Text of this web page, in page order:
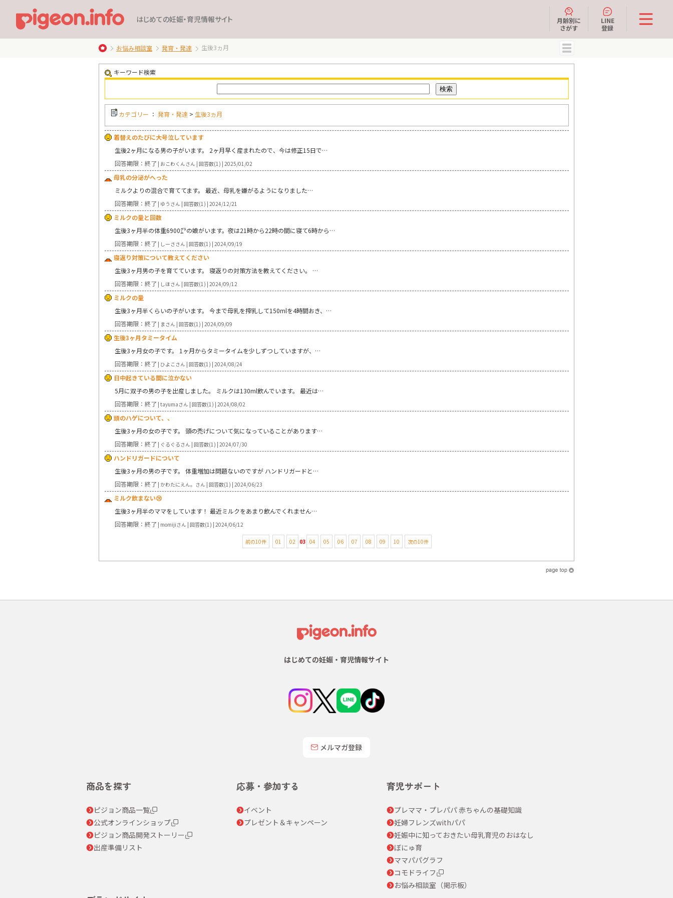
はじめての妊娠・育児情報サイト
月齢別に
さがす
LINE
登録
MENU
お悩み相談室 発育・発達 生後3ヵ月
キーワード検索
カテゴリー ： 発育・発達 > 生後3ヵ月
着替えのたびに大号泣しています
生後2ヶ月になる男の子がいます。 2ヶ月早く産まれたので、今は修正15日で…
回答期限：終了 | おこわくんさん | 回答数(1) | 2025/01/02
母乳の分泌がへった
ミルクよりの混合で育ててます。 最近、母乳を嫌がるようになりました…
回答期限：終了 | ゆうさん | 回答数(1) | 2024/12/21
ミルクの量と回数
生後3ヶ月半の体重6900㌘の娘がいます。夜は21時から22時の間に寝て6時から…
回答期限：終了 | しーささん | 回答数(1) | 2024/09/19
寝返り対策について教えてください
生後3ヶ月男の子を育てています。 寝返りの対策方法を教えてください。 …
回答期限：終了 | しほさん | 回答数(1) | 2024/09/12
ミルクの量
生後3ヶ月半くらいの子がいます。 今まで母乳を搾乳して150mlを4時間おき、…
回答期限：終了 | まさん | 回答数(1) | 2024/09/09
生後3ヶ月タミータイム
生後3ヶ月女の子です。 1ヶ月からタミータイムを少しずつしていますが、…
回答期限：終了 | ひよこさん | 回答数(1) | 2024/08/24
日中起きている間に泣かない
5月に双子の男の子を出産しました。 ミルクは130ml飲んでいます。 最近は…
回答期限：終了 | tayumaさん | 回答数(1) | 2024/08/02
頭のハゲについて、、
生後3ヶ月の女の子です。 頭の禿げについて気になっていることがあります…
回答期限：終了 | ぐるぐるさん | 回答数(1) | 2024/07/30
ハンドリガードについて
生後3ヶ月の男の子です。 体重増加は問題ないのですが ハンドリガードと…
回答期限：終了 | かわたにえん。さん | 回答数(1) | 2024/06/23
ミルク飲まない😢
生後3ヶ月半のママをしています！ 最近ミルクをあまり飲んでくれません…
回答期限：終了 | momijiさん | 回答数(1) | 2024/06/12
前の10件 01 02 03 04 05 06 07 08 09 10 次の10件
はじめての妊娠・育児情報サイト
メルマガ登録
商品を探す
ピジョン商品一覧
公式オンラインショップ
ピジョン商品開発ストーリー
出産準備リスト
応募・参加する
イベント
プレゼント＆キャンペーン
育児サポート
プレママ・プレパパ 赤ちゃんの基礎知識
妊婦フレンズwithパパ
妊娠中に知っておきたい母乳育児のおはなし
ぼにゅ育
ママパパグラフ
コモドライフ
お悩み相談室（掲示板）